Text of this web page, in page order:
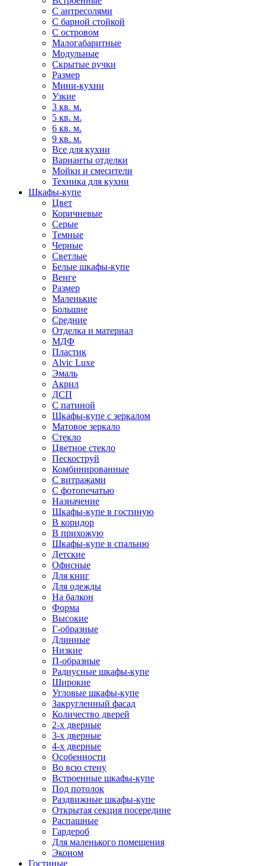
С антресолями
С барной стойкой
С островом
Малогабаритные
Модульные
Скрытые ручки
Размер
Мини-кухни
Узкие
3 кв. м.
5 кв. м.
6 кв. м.
9 кв. м.
Все для кухни
Варианты отделки
Мойки и смесители
Техника для кухни
Шкафы-купе
Цвет
Коричневые
Серые
Темные
Черные
Светлые
Белые шкафы-купе
Венге
Размер
Маленькие
Большие
Средние
Отделка и материал
МДФ
Пластик
Alvic Luxe
Эмаль
Акрил
ДСП
С патиной
Шкафы-купе с зеркалом
Матовое зеркало
Стекло
Цветное стекло
Пескоструй
Комбинированные
С витражами
С фотопечатью
Назначение
Шкафы-купе в гостиную
В коридор
В прихожую
Шкафы-купе в спальню
Детские
Офисные
Для книг
Для одежды
На балкон
Форма
Высокие
Г-образные
Длинные
Низкие
П-образные
Радиусные шкафы-купе
Широкие
Угловые шкафы-купе
Закругленный фасад
Количество дверей
2-х дверные
3-х дверные
4-х дверные
Особенности
Во всю стену
Встроенные шкафы-купе
Под потолок
Раздвижные шкафы-купе
Открытая секция посередине
Распашные
Гардероб
Для маленького помещения
Эконом
Гостиные